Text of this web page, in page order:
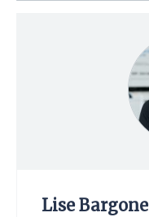
Lise Bargone